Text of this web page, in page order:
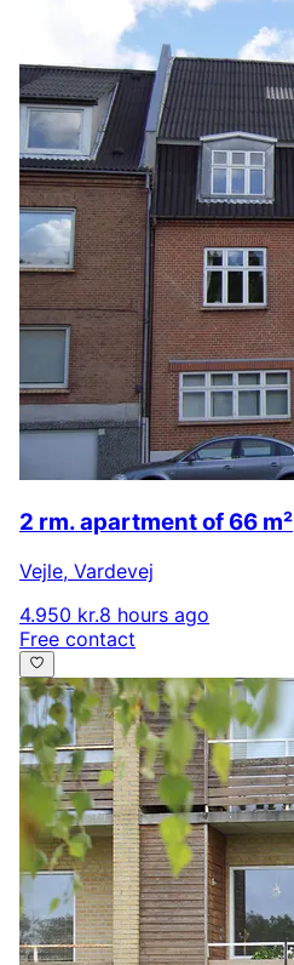
2 rm. apartment of 66 m²
Vejle, Vardevej
4.950 kr.8 hours ago
Free contact